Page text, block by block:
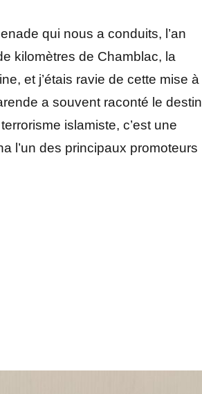
qui nous a conduits, l’an
kilomètres de Chamblac, la
et j’étais ravie de cette mise à
a souvent raconté le destin
islamiste, c’est une
l’un des principaux promoteurs